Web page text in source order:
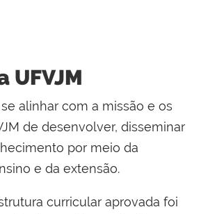
UFVJM
alinhar com a missão e os
de desenvolver, disseminar
por meio da
e da extensão.
curricular aprovada foi